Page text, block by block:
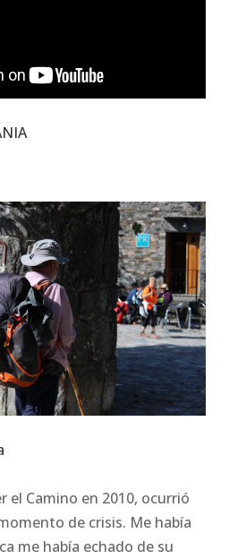
el Camino en 2010, ocurrió
de crisis. Me había
me había echado de su